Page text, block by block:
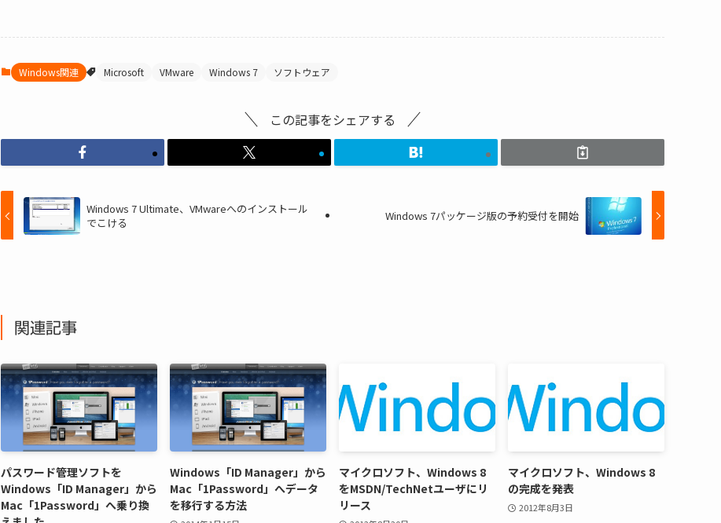
Windows関連 Microsoft VMware Windows 7 ソフトウェア
この記事をシェアする
Windows 7 Ultimate、VMwareへのインストール
でこける
Windows 7パッケージ版の予約受付を開始
関連記事
パスワード管理ソフトを
Windows「ID Manager」から
Mac「1Password」へ乗り換
Windows「ID Manager」から
Mac「1Password」へデータ
を移行する方法
マイクロソフト、Windows 8
をMSDN/TechNetユーザにリ
リース
マイクロソフト、Windows 8
の完成を発表
2012年8月3日